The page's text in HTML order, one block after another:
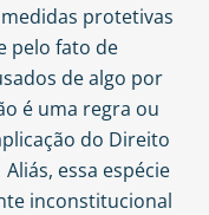
protetivas
pelo fato de
de algo por
é uma regra ou
do Direito
essa espécie
inconstitucional